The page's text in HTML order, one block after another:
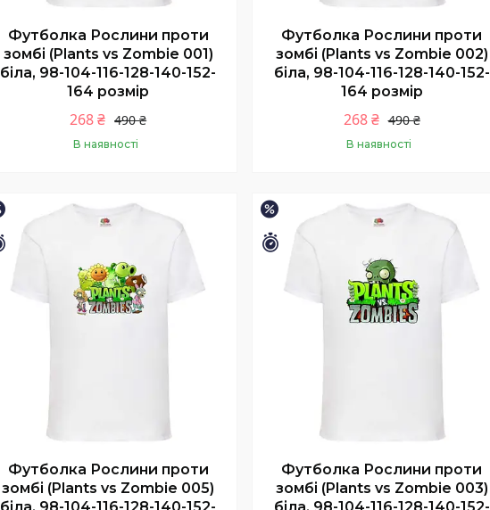
Футболка Рослини проти
зомбі (Plants vs Zombie 001)
біла, 98-104-116-128-140-152-
164 розмір
490 ₴
268 ₴
В наявності
Купити
Футболка Рослини проти
зомбі (Plants vs Zombie 002)
біла, 98-104-116-128-140-152-
164 розмір
490 ₴
268 ₴
В наявності
Купити
Футболка Рослини проти
зомбі (Plants vs Zombie 005)
Футболка Рослини проти
зомбі (Plants vs Zombie 003)